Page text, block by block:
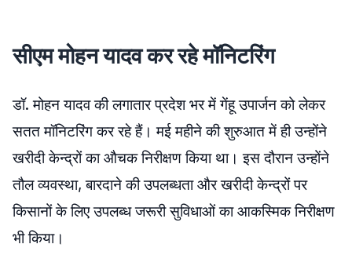
सीएम मोहन यादव कर रहे मॉनिटरिंग
डॉ. मोहन यादव की लगातार प्रदेश भर में गेंहू उपार्जन को लेकर
सतत मॉनिटरिंग कर रहे हैं। मई महीने की शुरुआत में ही उन्होंने
खरीदी केन्द्रों का औचक निरीक्षण किया था। इस दौरान उन्होंने
तौल व्यवस्था, बारदाने की उपलब्धता और खरीदी केन्द्रों पर
किसानों के लिए उपलब्ध जरूरी सुविधाओं का आकस्मिक निरीक्षण
भी किया।